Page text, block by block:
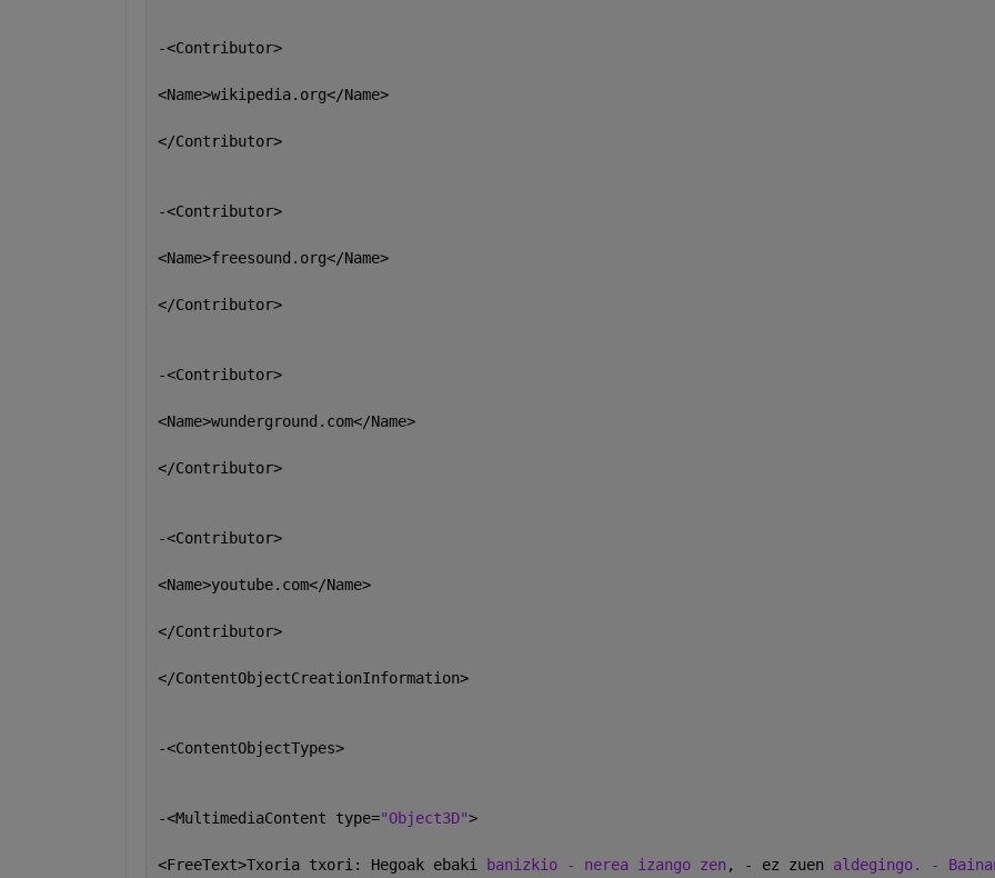
-<Contributor>
<Name>wikipedia.org</Name>
</Contributor>
-<Contributor>
<Name>freesound.org</Name>
</Contributor>
-<Contributor>
<Name>wunderground.com</Name>
</Contributor>
-<Contributor>
<Name>youtube.com</Name>
</Contributor>
</ContentObjectCreationInformation>
-<ContentObjectTypes>
-<MultimediaContent type="Object3D">
<FreeText>Txoria txori: Hegoak ebaki banizkio - nerea izango zen , - ez zuen aldegingo. -